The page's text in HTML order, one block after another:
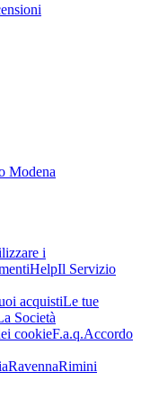
Modena
i
HelpIl Servizio
acquistiLe tue
Società
cookieF.a.q.Accordo
RavennaRimini